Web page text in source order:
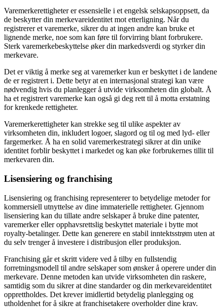
Varemerkerettigheter er essensielle i et engelsk selskapsoppsett, da
de beskytter din merkevareidentitet mot etterligning. Når du
registrerer et varemerke, sikrer du at ingen andre kan bruke et
lignende merke, noe som kan føre til forvirring blant forbrukere.
Sterk varemerkebeskyttelse øker din markedsverdi og styrker din
merkevare.
Det er viktig å merke seg at varemerker kun er beskyttet i de landene
de er registrert i. Dette betyr at en internasjonal strategi kan være
nødvendig hvis du planlegger å utvide virksomheten din globalt. Å
ha et registrert varemerke kan også gi deg rett til å motta erstatning
for krenkede rettigheter.
Varemerkerettigheter kan strekke seg til ulike aspekter av
virksomheten din, inkludert logoer, slagord og til og med lyd- eller
fargemerker. Å ha en solid varemerkestrategi sikrer at din unike
identitet forblir beskyttet i markedet og kan øke forbrukernes tillit til
merkevaren din.
Lisensiering og franchising
Lisensiering og franchising representerer to betydelige metoder for
kommersiell utnyttelse av dine immaterielle rettigheter. Gjennom
lisensiering kan du tillate andre selskaper å bruke dine patenter,
varemerker eller opphavsrettslig beskyttet materiale i bytte mot
royalty-betalinger. Dette kan generere en stabil inntektsstrøm uten at
du selv trenger å investere i distribusjon eller produksjon.
Franchising går et skritt videre ved å tilby en fullstendig
forretningsmodell til andre selskaper som ønsker å operere under din
merkevare. Denne metoden kan utvide virksomheten din raskere,
samtidig som du sikrer at dine standarder og din merkevareidentitet
opprettholdes. Det krever imidlertid betydelig planlegging og
utholdenhet for å sikre at franchisetakere overholder dine krav.